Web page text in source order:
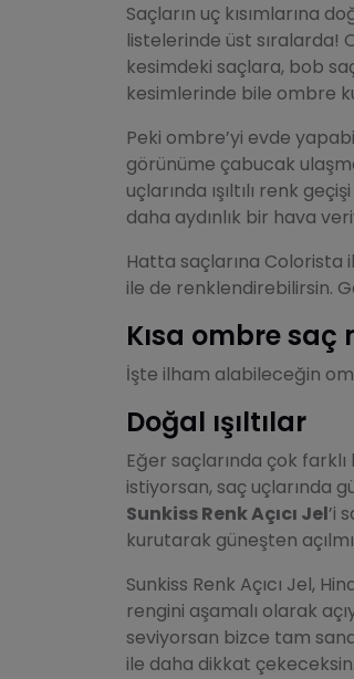
Saçların uç kısımlarına
listelerinde üst sıralarda!
kesimdeki saçlara, bob
kesimlerinde bile ombre
Peki ombre’yi evde
görünüme çabucak
uçlarında ışıltılı renk
daha aydınlık bir hava
Hatta saçlarına
ile de renklendirebilirsin.
Kısa ombre saç
İşte ilham alabileceğin
Doğal ışıltılar
Eğer saçlarında çok
istiyorsan, saç uçlarında
Sunkiss Renk Açıcı Jel’i
kurutarak güneşten
Sunkiss Renk Açıcı Jel,
rengini aşamalı olarak
seviyorsan bizce tam sana
ile daha dikkat